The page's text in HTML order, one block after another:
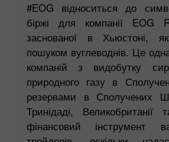
#EOG відноситься до
біржі для компанії EOG
заснованої в Хьюстоні,
пошуком вуглеводнів. Це
компаній з видобутку
природного газу в
резервами в Сполучених
Тринідаді,
фінансовий інструмент